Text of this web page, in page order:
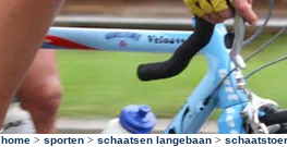
home > sporten > schaatsen langebaan >